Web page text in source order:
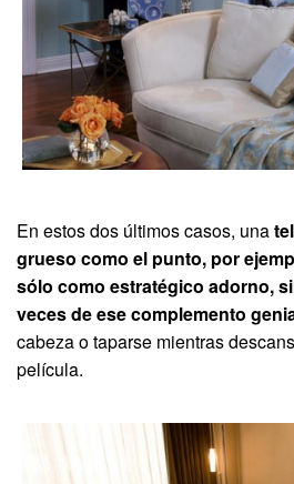
En estos dos últimos casos, una
grueso como el punto, por
sólo como estratégico adorno,
veces de ese complemento
cabeza o taparse mientras
película.